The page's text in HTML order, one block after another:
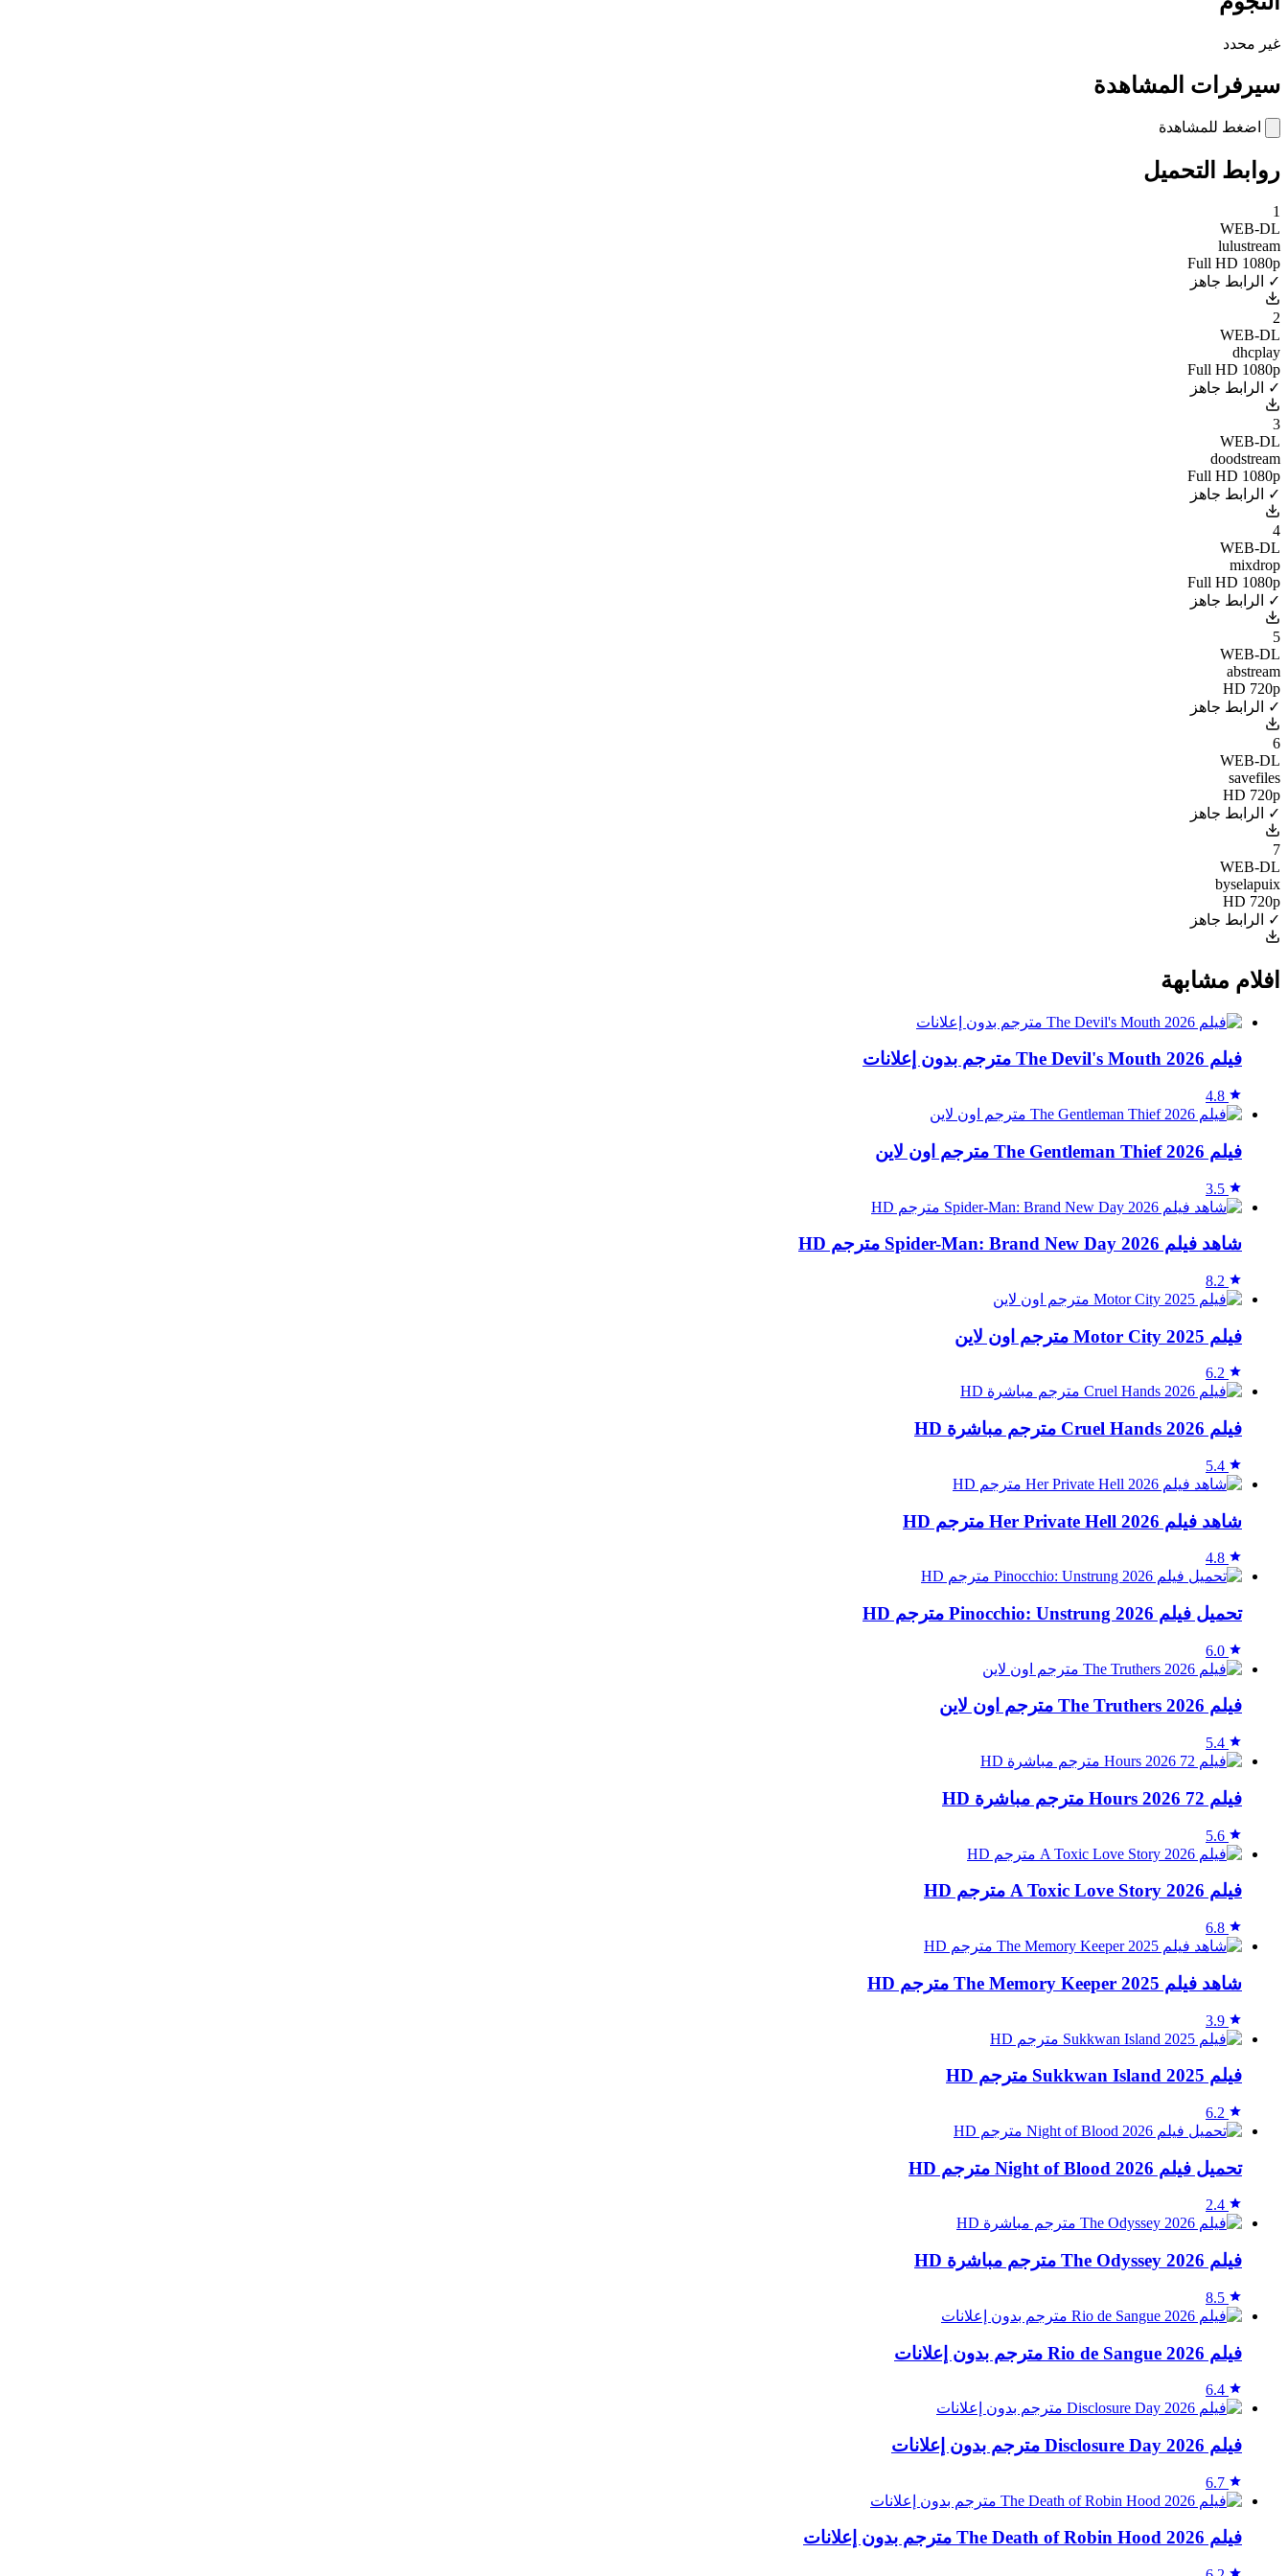
غير محدد
سيرفرات المشاهدة
اضغط للمشاهدة
روابط التحميل
1
WEB-DL
lulustream
Full HD 1080p
✓ الرابط جاهز
2
WEB-DL
dhcplay
Full HD 1080p
✓ الرابط جاهز
3
WEB-DL
doodstream
Full HD 1080p
✓ الرابط جاهز
4
WEB-DL
mixdrop
Full HD 1080p
✓ الرابط جاهز
5
WEB-DL
abstream
HD 720p
✓ الرابط جاهز
6
WEB-DL
savefiles
HD 720p
✓ الرابط جاهز
7
WEB-DL
byselapuix
HD 720p
✓ الرابط جاهز
افلام مشابهة
فيلم The Devil's Mouth 2026 مترجم بدون إعلانات
4.8
فيلم The Gentleman Thief 2026 مترجم اون لاين
3.5
شاهد فيلم Spider-Man: Brand New Day 2026 مترجم HD
8.2
فيلم Motor City 2025 مترجم اون لاين
6.2
فيلم Cruel Hands 2026 مترجم مباشرة HD
5.4
شاهد فيلم Her Private Hell 2026 مترجم HD
4.8
تحميل فيلم Pinocchio: Unstrung 2026 مترجم HD
6.0
فيلم The Truthers 2026 مترجم اون لاين
5.4
فيلم 72 Hours 2026 مترجم مباشرة HD
5.6
فيلم A Toxic Love Story 2026 مترجم HD
6.8
شاهد فيلم The Memory Keeper 2025 مترجم HD
3.9
فيلم Sukkwan Island 2025 مترجم HD
6.2
تحميل فيلم Night of Blood 2026 مترجم HD
2.4
فيلم The Odyssey 2026 مترجم مباشرة HD
8.5
فيلم Rio de Sangue 2026 مترجم بدون إعلانات
6.4
فيلم Disclosure Day 2026 مترجم بدون إعلانات
6.7
فيلم The Death of Robin Hood 2026 مترجم بدون إعلانات